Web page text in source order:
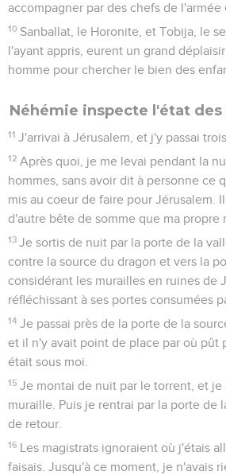
accompagner par des chefs de l'armée
10 Sanballat, le Horonite, et Tobija, le
l'ayant appris, eurent un grand
homme pour chercher le bien des
Néhémie inspecte l'état des
11 J'arrivai à Jérusalem, et j'y passai
12 Après quoi, je me levai pendant la
hommes, sans avoir dit à personne ce
mis au coeur de faire pour Jérusalem.
d'autre bête de somme que ma propre
13 Je sortis de nuit par la porte de la
contre la source du dragon et vers la
considérant les murailles en ruines de
réfléchissant à ses portes consumées
14 Je passai près de la porte de la
et il n'y avait point de place par où pût
était sous moi.
15 Je montai de nuit par le torrent, et je
muraille. Puis je rentrai par la porte de
de retour.
16 Les magistrats ignoraient où j'étais
faisais. Jusqu'à ce moment, je n'avais